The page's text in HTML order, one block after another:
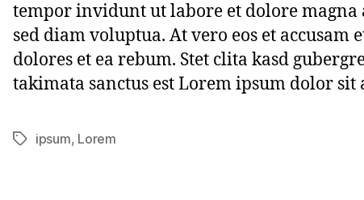
tempor invidunt ut labore et dolore magna
sed diam voluptua. At vero eos et accusam
dolores et ea rebum. Stet clita kasd
takimata sanctus est Lorem ipsum dolor sit
Tagsipsum, Lorem